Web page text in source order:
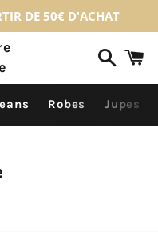
DE 50€ D'ACHAT
Robes Jupes